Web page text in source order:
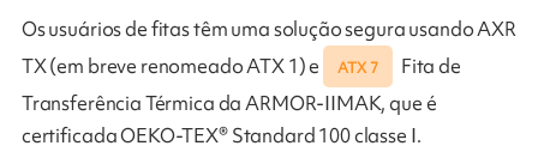
Os usuários de fitas têm uma solução segura usando AXR
TX (em breve renomeado ATX 1) e
ATX 7
Fita de
Transferência Térmica da ARMOR-IIMAK, que é
certificada OEKO-TEX® Standard 100 classe I.